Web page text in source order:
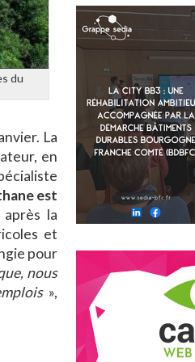
du
La
en
est
la
et
pour
nous
»,